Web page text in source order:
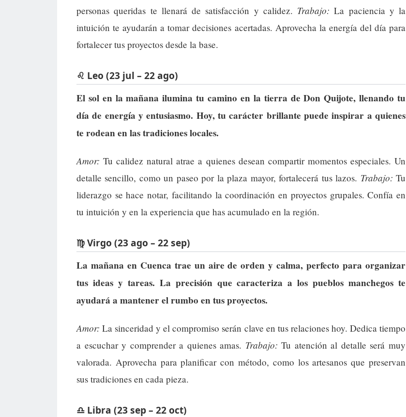
personas queridas te llenará de satisfacción y calidez. Trabajo: La paciencia y la
intuición te ayudarán a tomar decisiones acertadas. Aprovecha la energía del día para
fortalecer tus proyectos desde la base.
♌ Leo (23 jul – 22 ago)
El sol en la mañana ilumina tu camino en la tierra de Don Quijote, llenando tu
día de energía y entusiasmo. Hoy, tu carácter brillante puede inspirar a quienes
te rodean en las tradiciones locales.
Amor: Tu calidez natural atrae a quienes desean compartir momentos especiales. Un
detalle sencillo, como un paseo por la plaza mayor, fortalecerá tus lazos. Trabajo: Tu
liderazgo se hace notar, facilitando la coordinación en proyectos grupales. Confía en
tu intuición y en la experiencia que has acumulado en la región.
♍ Virgo (23 ago – 22 sep)
La mañana en Cuenca trae un aire de orden y calma, perfecto para organizar
tus ideas y tareas. La precisión que caracteriza a los pueblos manchegos te
ayudará a mantener el rumbo en tus proyectos.
Amor: La sinceridad y el compromiso serán clave en tus relaciones hoy. Dedica tiempo
a escuchar y comprender a quienes amas. Trabajo: Tu atención al detalle será muy
valorada. Aprovecha para planificar con método, como los artesanos que preservan
sus tradiciones en cada pieza.
♎ Libra (23 sep – 22 oct)